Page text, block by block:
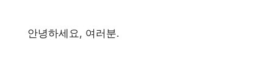
안녕하세요, 여러분.